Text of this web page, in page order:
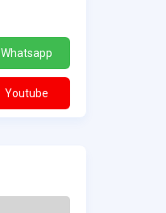
Whatsapp
Youtube